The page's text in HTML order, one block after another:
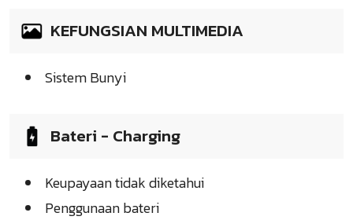
KEFUNGSIAN MULTIMEDIA
Sistem Bunyi
Bateri - Charging
Keupayaan tidak diketahui
Penggunaan bateri